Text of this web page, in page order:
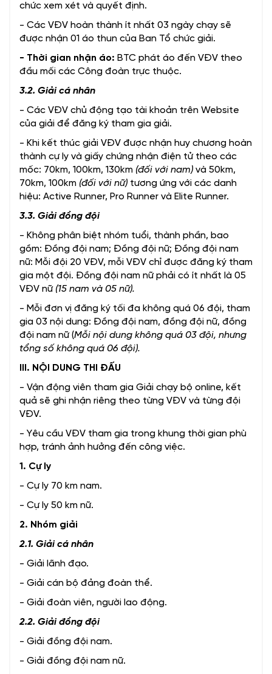
chức xem xét và quyết định.
- Các VĐV hoàn thành ít nhất 03 ngày chạy sẽ
được nhận 01 áo thun của Ban Tổ chức giải.
- Thời gian nhận áo: BTC phát áo đến VĐV theo
đầu mối các Công đoàn trực thuộc.
3.2. Giải cá nhân
- Các VĐV chủ động tạo tài khoản trên Website
của giải để đăng ký tham gia giải.
- Khi kết thúc giải VĐV được nhận huy chương hoàn
thành cự ly và giấy chứng nhận điện tử theo các
mốc: 70km, 100km, 130km (đối với nam)và 50km,
70km, 100km (đối với nữ)tương ứng với các danh
hiệu: Active Runner, Pro Runner và Elite Runner.
3.3. Giải đồng đội
- Không phân biệt nhóm tuổi, thành phần, bao
gồm: Đồng đội nam; Đồng đội nữ; Đồng đội nam
nữ: Mỗi đội 20 VĐV, mỗi VĐV chỉ được đăng ký tham
gia một đội. Đồng đội nam nữ phải có ít nhất là 05
VĐV nữ (15 nam và 05 nữ).
- Mỗi đơn vị đăng ký tối đa không quá 06 đội, tham
gia 03 nội dung: Đồng đội nam, đồng đội nữ, đồng
đội nam nữ (Mỗi nội dung không quá 03 đội, nhưng
tổng số không quá 06 đội).
III. NỘI DUNG THI ĐẤU
- Vận động viên tham gia Giải chạy bộ online, kết
quả sẽ ghi nhận riêng theo từng VĐV và từng đội
VĐV.
- Yêu cầu VĐV tham gia trong khung thời gian phù
hợp, tránh ảnh hưởng đến công việc.
1. Cự ly
- Cự ly 70 km nam.
- Cự ly 50 km nữ.
2. Nhóm giải
2.1. Giải cá nhân
- Giải lãnh đạo.
- Giải cán bộ đảng đoàn thể.
- Giải đoàn viên, người lao động.
2.2. Giải đồng đội
- Giải đồng đội nam.
- Giải đồng đội nam nữ.